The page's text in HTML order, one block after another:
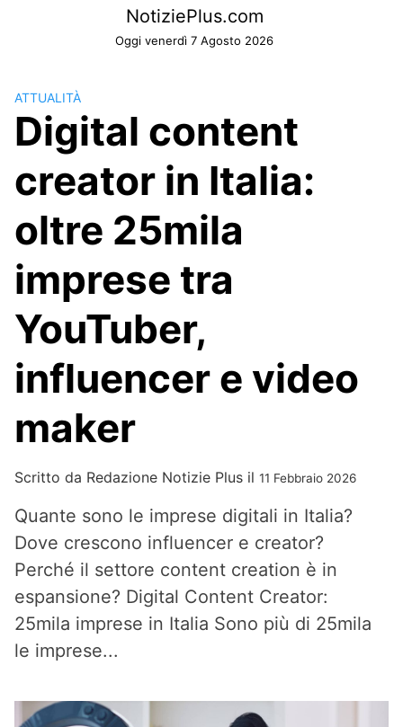
NotiziePlus.com
Oggi venerdì 7 Agosto 2026
ATTUALITÀ
Digital content
creator in Italia:
oltre 25mila
imprese tra
YouTuber,
influencer e video
maker
Scritto da Redazione Notizie Plus il 11 Febbraio 2026
Quante sono le imprese digitali in Italia?
Dove crescono influencer e creator?
Perché il settore content creation è in
espansione? Digital Content Creator:
25mila imprese in Italia Sono più di 25mila
le imprese...